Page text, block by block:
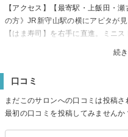
続
【アクセス】【最寄駅・上飯田・
の方》JR新守山駅の横にアピタが
【はま寿司】を右手に直進。ミニ
ます
【駐車場】斜め向かい月極駐車場【
口コミ
まだこのサロンへの口コミは投稿さ
最初の口コミを投稿してみませんか